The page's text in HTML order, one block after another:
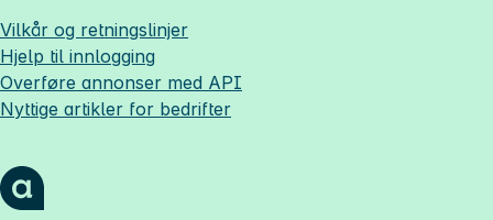
Vilkår og retningslinjer
Hjelp til innlogging
Overføre annonser med API
Nyttige artikler for bedrifter